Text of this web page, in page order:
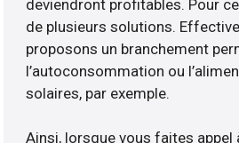
deviendront profitables. Pour
de plusieurs solutions.
proposons un branchement
l’autoconsommation ou
solaires, par exemple.
Ainsi, lorsque vous faites